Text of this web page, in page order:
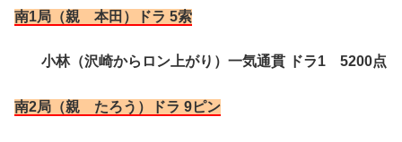
南1局（親 本田）ドラ 5索
小林（沢崎からロン上がり）一気通貫 ドラ1 5200点
南2局（親 たろう）ドラ 9ピン